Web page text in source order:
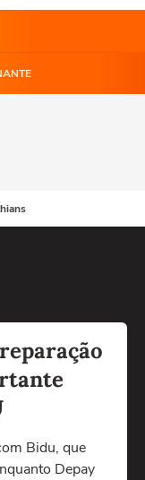
Bidu, que
Depay